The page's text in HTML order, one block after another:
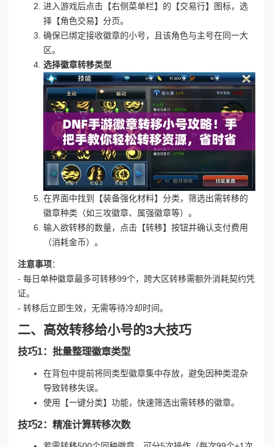
进入游戏后点击【右侧菜单栏】的【交易行】图标，选
择【角色交易】分页。
确保已绑定接收徽章的小号，且该角色与主号在同一大
区。
选择徽章转移类型
在界面中找到【装备强化材料】分类，筛选出需转移的
徽章种类（如三攻徽章、属强徽章等）。
输入欲转移的数量，点击【转移】按钮并确认支付费用
（消耗金币）。
注意事项：
- 每日单种徽章最多可转移99个，跨大区转移需额外消耗契约凭
证。
- 转移后立即生效，无需等待冷却时间。
二、高效转移给小号的3大技巧
技巧1：批量整理徽章类型
在背包中提前将同类型徽章集中存放，避免因种类混杂
导致转移失误。
使用【一键分类】功能，快速筛选出需转移的徽章。
技巧2：精准计算转移次数